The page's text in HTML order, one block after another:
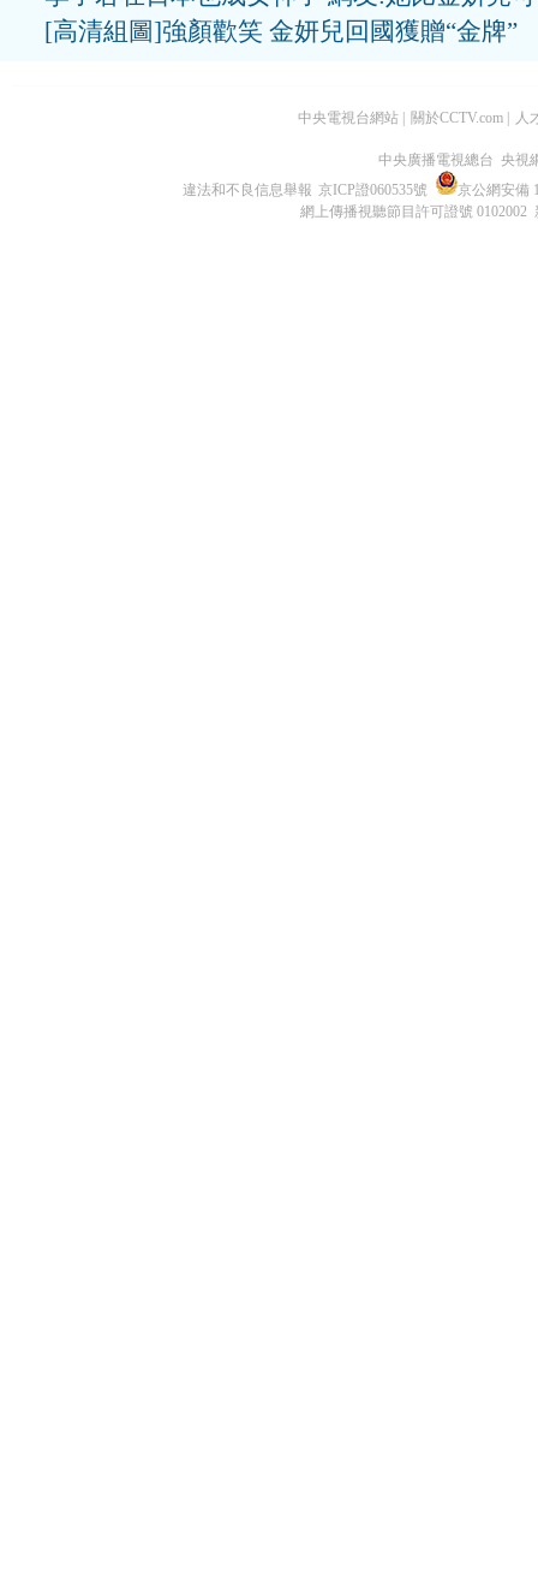
[高清組圖]強顏歡笑 金妍兒回國獲贈“金牌”
中央電視台網站 關於CCTV.com 人
中央廣播電視總台 央視
違法和不良信息舉報 京ICP證060535號
京公網安備
網上傳播視聽節目許可證號 0102002